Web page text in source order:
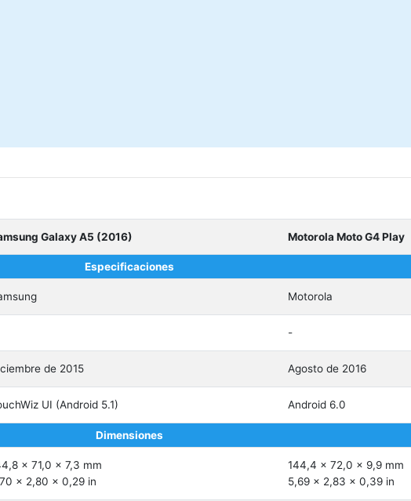
Galaxy A5 (2016) Motorola Moto G4 Play
Especificaciones
Motorola
-
de 2015 Agosto de 2016
UI (Android 5.1) Android 6.0
Dimensiones
x 71,0 x 7,3 mm
x 2,80 x 0,29 in
144,4 x 72,0 x 9,9 mm
5,69 x 2,83 x 0,39 in